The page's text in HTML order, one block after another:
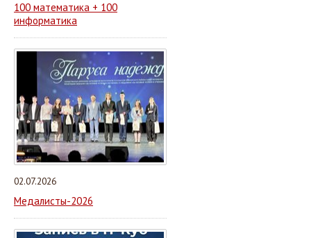
100 математика + 100
информатика
02.07.2026
Медалисты-2026